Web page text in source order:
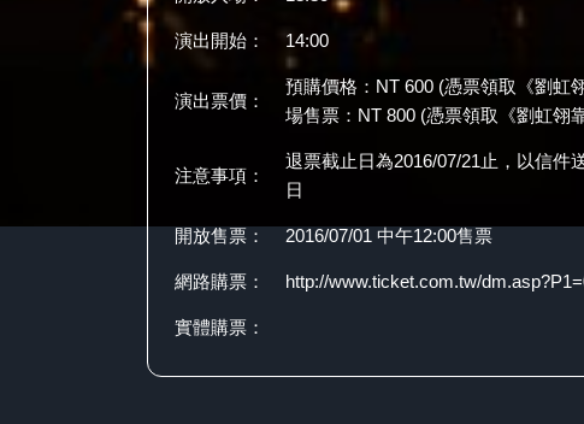
演出開始： 14:00
演出票價：
預購價格：NT 600 (憑票領取《劉虹
場售票：NT 800 (憑票領取《劉虹翎
注意事項：
退票截止日為2016/07/21止，以信件
日
開放售票： 2016/07/01 中午12:00售票
網路購票： http://www.ticket.com.tw/
實體購票：